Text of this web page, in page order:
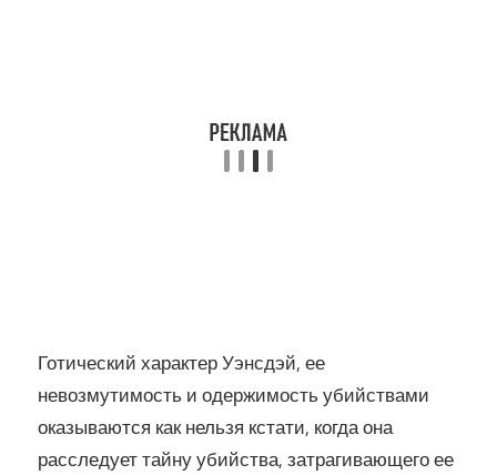
Готический характер Уэнсдэй, ее
невозмутимость и одержимость убийствами
оказываются как нельзя кстати, когда она
расследует тайну убийства, затрагивающего ее